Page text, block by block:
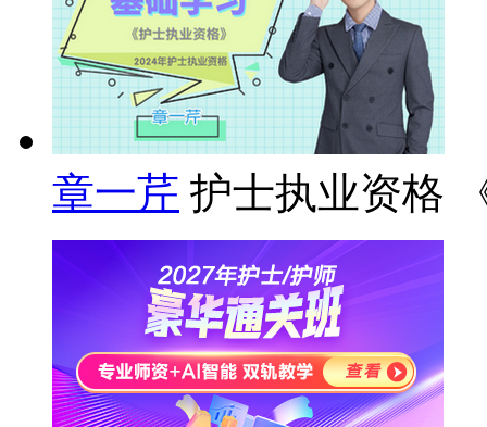
章一芹 护士执业资格